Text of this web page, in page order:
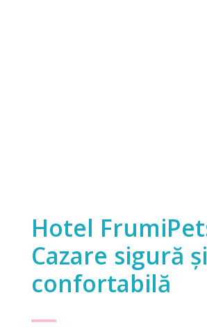
Hotel
Cazare sigură și
confortabilă